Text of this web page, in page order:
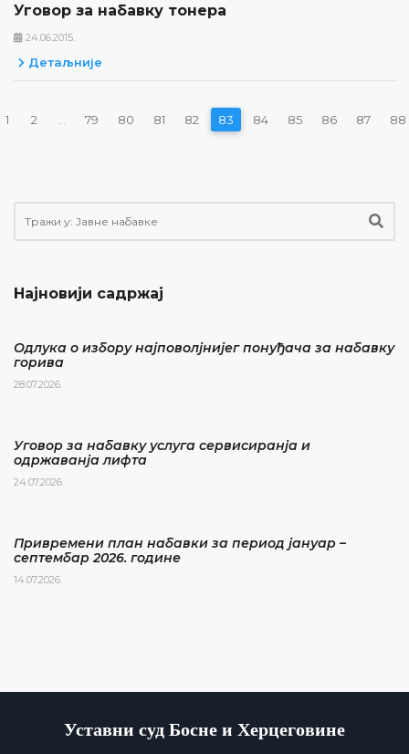
Уговор за набавку тонера
24.06.2015.
Детаљније
1 2 79 80 81 82 83 84 85 86 87 88
Најновији садржај
Одлука о избору најповолјнијег понуђача за набавку
горива
28.07.2026.
Уговор за набавку услуга сервисиранја и
одржаванја лифта
24.07.2026.
Привремени план набавки за период јануар –
септембар 2026. године
14.07.2026.
Уставни суд Босне и Херцеговине